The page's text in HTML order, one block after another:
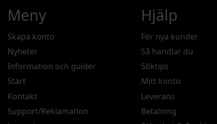
Meny
Skapa konto
Nyheter
Information och guider
Start
Kontakt
Support/Reklamation
Hjälp
För nya kunder
Så handlar du
Söktips
Mitt konto
Leverans
Betalning